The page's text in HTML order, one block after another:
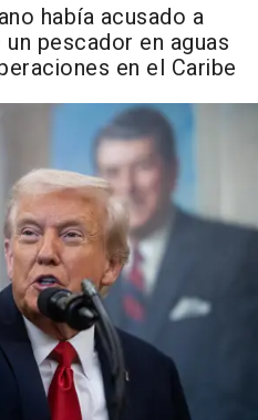
había acusado a
pescador en aguas
en el Caribe